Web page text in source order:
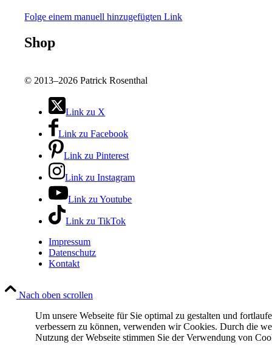
Folge einem manuell hinzugefügten Link
Shop
© 2013–2026 Patrick Rosenthal
Link zu X
Link zu Facebook
Link zu Pinterest
Link zu Instagram
Link zu Youtube
Link zu TikTok
Impressum
Datenschutz
Kontakt
Nach oben scrollen
Um unsere Webseite für Sie optimal zu gestalten und
verbessern zu können, verwenden wir Cookies. Durch die
Nutzung der Webseite stimmen Sie der Verwendung von